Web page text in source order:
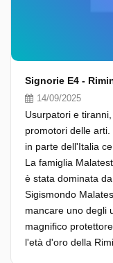
Signorie E4 -
14/09/2025
Usurpatori e
promotori delle
in parte dell'Italia
La famiglia
è stata dominata
Sigismondo
mancare uno degli
magnifico
l'età d'oro della